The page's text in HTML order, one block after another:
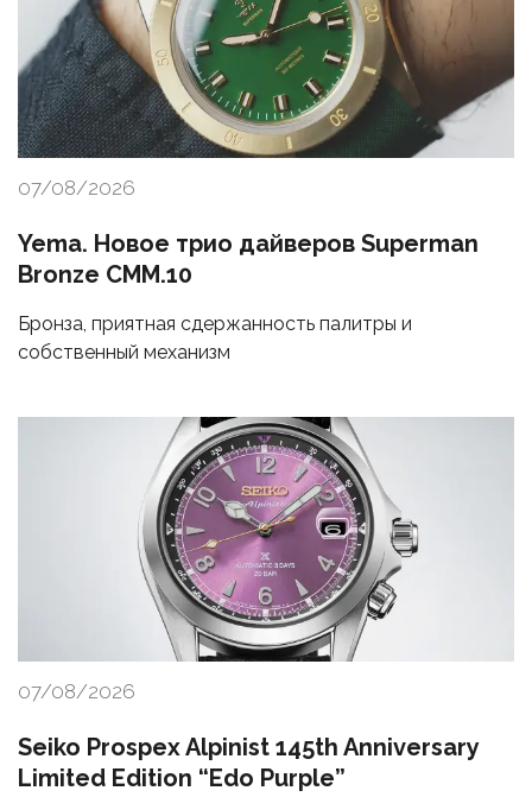
07/08/2026
Yema. Новое трио дайверов Superman
Bronze CMM.10
Бронза, приятная сдержанность палитры и
собственный механизм
07/08/2026
Seiko Prospex Alpinist 145th Anniversary
Limited Edition “Edo Purple”